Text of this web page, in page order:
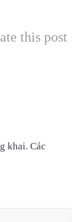
this post
khai. Các